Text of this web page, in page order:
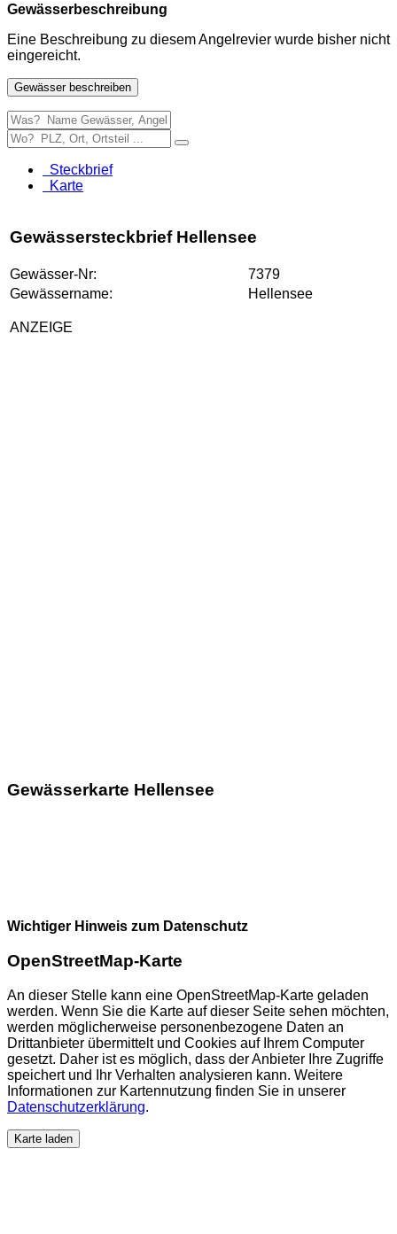
Gewässerbeschreibung
Eine Beschreibung zu diesem Angelrevier wurde bisher nicht
eingereicht.
Gewässer beschreiben
Steckbrief
Karte
Gewässersteckbrief Hellensee
Gewässer-Nr:
7379
Gewässername:
Hellensee
ANZEIGE
Gewässerkarte Hellensee
Wichtiger Hinweis zum Datenschutz
OpenStreetMap-Karte
An dieser Stelle kann eine OpenStreetMap-Karte geladen
werden. Wenn Sie die Karte auf dieser Seite sehen möchten,
werden möglicherweise personenbezogene Daten an
Drittanbieter übermittelt und Cookies auf Ihrem Computer
gesetzt. Daher ist es möglich, dass der Anbieter Ihre Zugriffe
speichert und Ihr Verhalten analysieren kann. Weitere
Informationen zur Kartennutzung finden Sie in unserer
Datenschutzerklärung.
Karte laden